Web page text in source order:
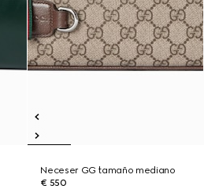
Neceser GG tamaño mediano
€ 550